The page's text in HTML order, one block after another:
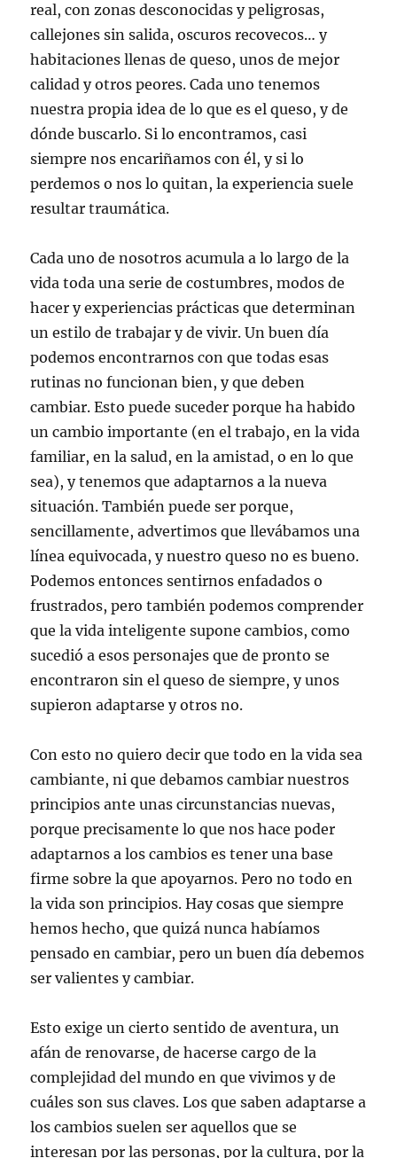
real, con zonas desconocidas y peligrosas,
callejones sin salida, oscuros recovecos… y
habitaciones llenas de queso, unos de mejor
calidad y otros peores. Cada uno tenemos
nuestra propia idea de lo que es el queso, y de
dónde buscarlo. Si lo encontramos, casi
siempre nos encariñamos con él, y si lo
perdemos o nos lo quitan, la experiencia suele
resultar traumática.
Cada uno de nosotros acumula a lo largo de la
vida toda una serie de costumbres, modos de
hacer y experiencias prácticas que determinan
un estilo de trabajar y de vivir. Un buen día
podemos encontrarnos con que todas esas
rutinas no funcionan bien, y que deben
cambiar. Esto puede suceder porque ha habido
un cambio importante (en el trabajo, en la vida
familiar, en la salud, en la amistad, o en lo que
sea), y tenemos que adaptarnos a la nueva
situación. También puede ser porque,
sencillamente, advertimos que llevábamos una
línea equivocada, y nuestro queso no es bueno.
Podemos entonces sentirnos enfadados o
frustrados, pero también podemos comprender
que la vida inteligente supone cambios, como
sucedió a esos personajes que de pronto se
encontraron sin el queso de siempre, y unos
supieron adaptarse y otros no.
Con esto no quiero decir que todo en la vida sea
cambiante, ni que debamos cambiar nuestros
principios ante unas circunstancias nuevas,
porque precisamente lo que nos hace poder
adaptarnos a los cambios es tener una base
firme sobre la que apoyarnos. Pero no todo en
la vida son principios. Hay cosas que siempre
hemos hecho, que quizá nunca habíamos
pensado en cambiar, pero un buen día debemos
ser valientes y cambiar.
Esto exige un cierto sentido de aventura, un
afán de renovarse, de hacerse cargo de la
complejidad del mundo en que vivimos y de
cuáles son sus claves. Los que saben adaptarse a
los cambios suelen ser aquellos que se
interesan por las personas, por la cultura, por la